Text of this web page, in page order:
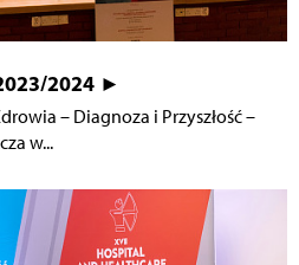
2024 ►
– Diagnoza i Przyszłość –
w...